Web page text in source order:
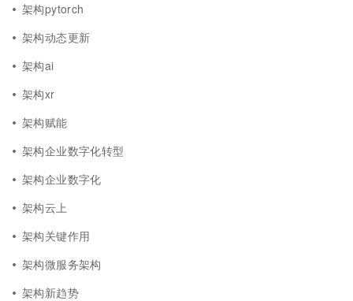
架构pytorch
架构动态更新
架构ai
架构xr
架构赋能
架构企业数字化转型
架构企业数字化
架构云上
架构关键作用
架构微服务架构
架构新趋势